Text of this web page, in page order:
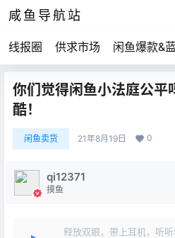
咸鱼导航站
线报圈 供求市场 闲鱼爆款&
你们觉得闲鱼小法庭公平
酷！
闲鱼卖货 21年8月19日 0
qi12371
摸鱼
释放双眼，带上耳机，听听